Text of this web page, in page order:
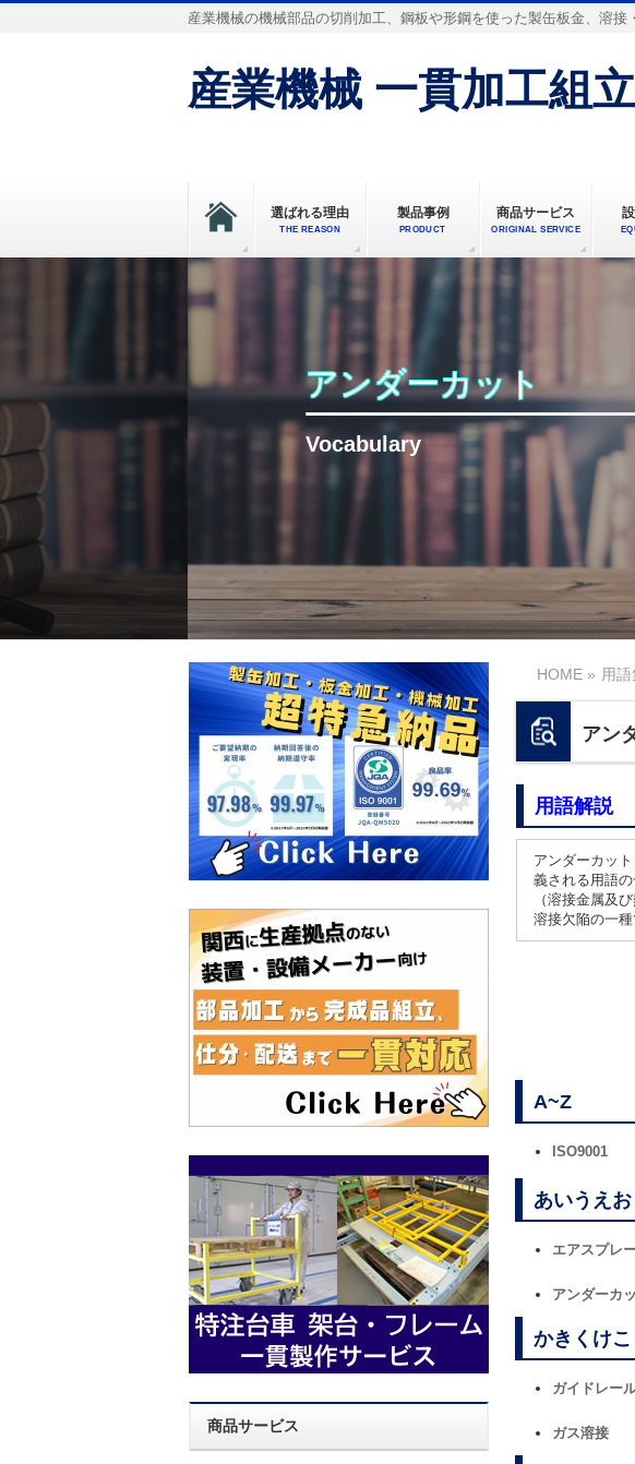
産業機械の機械部品の切削加工、鋼板や形鋼を使った製缶板金、溶接
産業機械 一貫加工組
選ばれる理由
THE REASON
製品事例
PRODUCT
商品サービス
ORIGINAL SERVICE
アンダーカット
Vocabulary
HOME » 用語
アン
用語解説
アンダーカッ
義される用語
（溶接金属及
溶接欠陥の一種
A~Z
ISO9001
あいうえお
エアスプレ
アンダーカ
かきくけこ
ガイドレー
ガス溶接
商品サービス